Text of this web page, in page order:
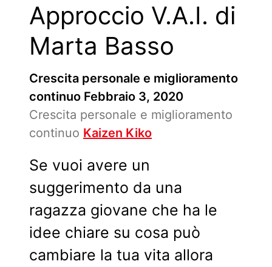
Approccio V.A.I. di
Marta Basso
Crescita personale e miglioramento
continuo Febbraio 3, 2020
Crescita personale e miglioramento
continuo Kaizen Kiko
Se vuoi avere un
suggerimento da una
ragazza giovane che ha le
idee chiare su cosa può
cambiare la tua vita allora